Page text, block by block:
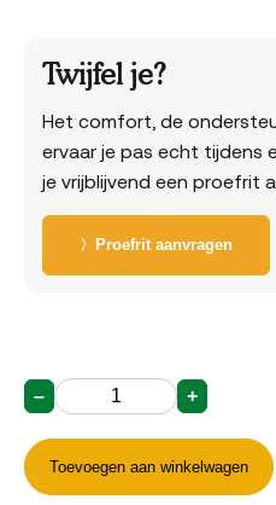
Twijfel je?
Het comfort, de
ervaar je pas echt tijdens
je vrijblijvend een proefrit
〉Proefrit aanvragen
400
Frame
Accu
SMART
– +
Toevoegen aan winkelwagen